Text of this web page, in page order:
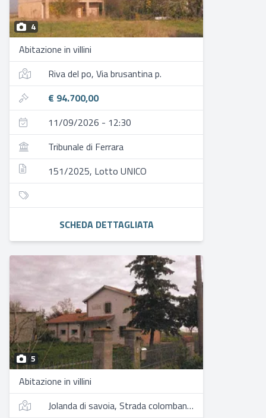
4
Abitazione in villini
Riva del po, Via brusantina p.
€ 94.700,00
11/09/2026 - 12:30
Tribunale di Ferrara
151/2025, Lotto UNICO
SCHEDA DETTAGLIATA
5
Abitazione in villini
Jolanda di savoia, Strada colombana nuvole